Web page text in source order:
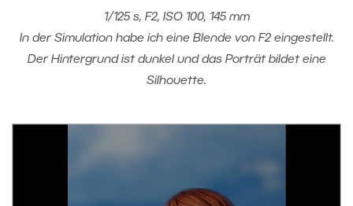
1/125 s, F2, ISO 100, 145 mm
In der Simulation habe ich eine Blende von F2 eingestellt.
Der Hintergrund ist dunkel und das Porträt bildet eine
Silhouette.